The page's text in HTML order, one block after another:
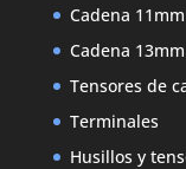
Cadena 11mm
Cadena 13mm
Tensores de
Terminales
Husillos y